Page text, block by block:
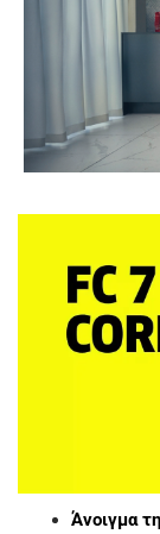
Άνοιγμα